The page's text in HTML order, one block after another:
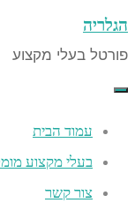
בעלי מקצוע
עמוד הבית
בעלי מקצוע מומלצים
צור קשר